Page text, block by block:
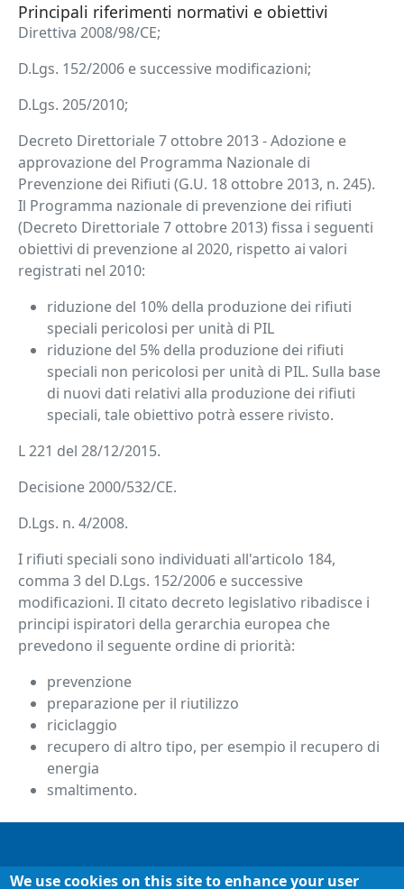
Principali riferimenti normativi e obiettivi
Direttiva 2008/98/CE;
D.Lgs. 152/2006 e successive modificazioni;
D.Lgs. 205/2010;
Decreto Direttoriale 7 ottobre 2013 - Adozione e
approvazione del Programma Nazionale di
Prevenzione dei Rifiuti (G.U. 18 ottobre 2013, n. 245).
Il Programma nazionale di prevenzione dei rifiuti
(Decreto Direttoriale 7 ottobre 2013) fissa i seguenti
obiettivi di prevenzione al 2020, rispetto ai valori
registrati nel 2010:
riduzione del 10% della produzione dei rifiuti
speciali pericolosi per unità di PIL
riduzione del 5% della produzione dei rifiuti
speciali non pericolosi per unità di PIL. Sulla base
di nuovi dati relativi alla produzione dei rifiuti
speciali, tale obiettivo potrà essere rivisto.
L 221 del 28/12/2015.
Decisione 2000/532/CE.
D.Lgs. n. 4/2008.
I rifiuti speciali sono individuati all'articolo 184,
comma 3 del D.Lgs. 152/2006 e successive
modificazioni. Il citato decreto legislativo ribadisce i
principi ispiratori della gerarchia europea che
prevedono il seguente ordine di priorità:
prevenzione
preparazione per il riutilizzo
riciclaggio
recupero di altro tipo, per esempio il recupero di
energia
smaltimento.
Informazioni
Chi siamo
We use cookies on this site to enhance your user